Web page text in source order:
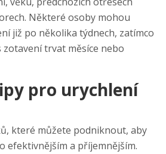
Některé osoby mohou
již po několika týdnech, zatímco
zotavení trvat měsíce nebo
pro urychlení
které můžete podniknout, aby
efektivnějším a příjemnějším.